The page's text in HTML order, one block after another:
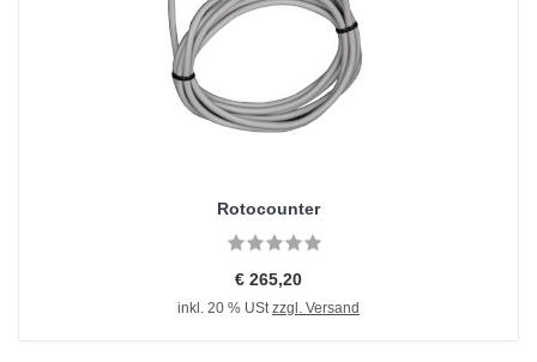
Rotocounter
€ 265,20
inkl. 20 % UStzzgl. Versand